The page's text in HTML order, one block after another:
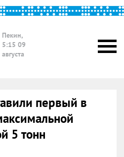
Пекин,
5:15 09
августа
первый в
5 тонн